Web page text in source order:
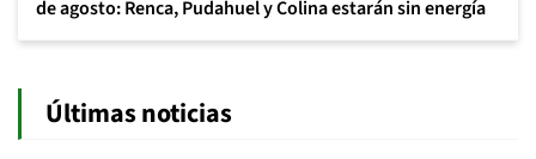
de agosto: Renca, Pudahuel y Colina estarán sin energía
Últimas noticias